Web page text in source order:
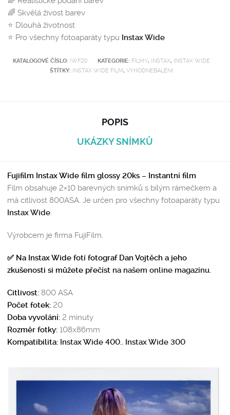
🌈 Skvělá živost barev
⭐️ Dlouhá životnost
⭐️ Pro všechny fotoaparáty typu Instax Wide
KATALOGOVÉ ČÍSLO: IWF20 KATEGORIE: FILMY, INSTAX, INSTAX WIDE
ŠTÍTKY: INSTAX WIDE FILM, VYHODNEBALENI
POPIS
UKÁZKY SNÍMKŮ
Fujifilm Instax Wide film glossy 20ks – Instantní film
Film obsahuje 2×10 barevných snímků s bílým rámečkem a
má citlivost 800ASA. Je určen pro všechny fotoaparáty typu
Instax Wide.
Výrobcem je firma FujiFilm.
✅ Na Instax Wide fotí fotograf Dan Vojtěch a jeho
zkušenosti si můžete přečíst na našem online magazínu.
Citlivost: 800 ASA
Počet fotek: 20
Doba vyvolání: 2 minuty
Rozměr fotky: 108x86mm
Kompatibilita: Instax Wide 400., Instax Wide 300